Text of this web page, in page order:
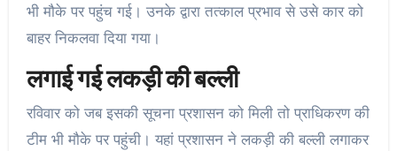
भी मौके पर पहुंच गई। उनके द्वारा तत्काल प्रभाव से उसे कार को
बाहर निकलवा दिया गया।
लगाई गई लकड़ी की बल्ली
रविवार को जब इसकी सूचना प्रशासन को मिली तो प्राधिकरण की
टीम भी मौके पर पहुंची। यहां प्रशासन ने लकड़ी की बल्ली लगाकर